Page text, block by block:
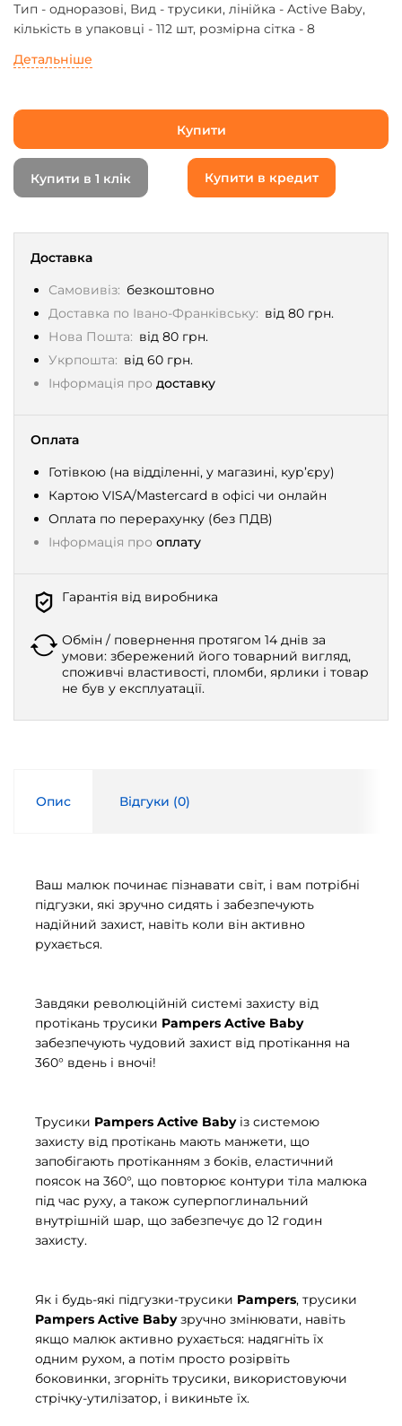
Доставка
Самовивіз: безкоштовно
Доставка по Івано-Франківську: від 80 грн.
Нова Пошта: від 80 грн.
Укрпошта: від 60 грн.
Інформація про доставку
Оплата
Готівкою (на відділенні, у магазині, кур’єру)
Картою VISA/Mastercard в офісі чи онлайн
Оплата по перерахунку (без ПДВ)
Інформація про оплату
Гарантія від виробника
Обмін / повернення протягом 14 днів за
умови: збережений його товарний вигляд,
споживчі властивості, пломби, ярлики і товар
не був у експлуатації.
Тип - одноразові, Вид - трусики, лінійка - Active Baby,
кількість в упаковці - 112 шт, розмірна сітка - 8
Детальніше
Купити
Купити в 1 клік Купити в кредит
Опис Відгуки (0)
Ваш малюк починає пізнавати світ, і вам потрібні
підгузки, які зручно сидять і забезпечують
надійний захист, навіть коли він активно
рухається.
Завдяки революційній системі захисту від
протікань трусики Pampers Active Baby
забезпечують чудовий захист від протікання на
360° вдень і вночі!
Трусики Pampers Active Babyіз системою
захисту від протікань мають манжети, що
запобігають протіканням з боків, еластичний
поясок на 360°, що повторює контури тіла малюка
під час руху, а також суперпоглинальний
внутрішній шар, що забезпечує до 12 годин
захисту.
Як і будь-які підгузки-трусики Pampers, трусики
Pampers Active Babyзручно змінювати, навіть
якщо малюк активно рухається: надягніть їх
одним рухом, а потім просто розірвіть
боковинки, згорніть трусики, використовуючи
стрічку-утилізатор, і викиньте їх.